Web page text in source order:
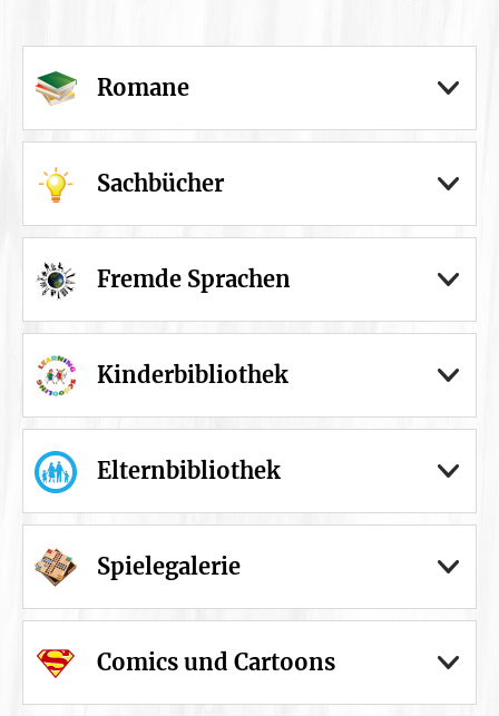
Romane
Sachbücher
Fremde Sprachen
Kinderbibliothek
Elternbibliothek
Spielegalerie
Comics und Cartoons